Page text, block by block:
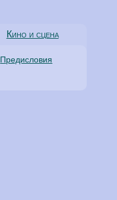
Кино и сцена
Предисловия